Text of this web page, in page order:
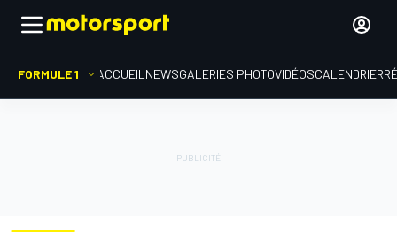
FORMULE 1 ACCUEIL NEWSGALERIES PHOTOVIDÉOSCALENDRIER